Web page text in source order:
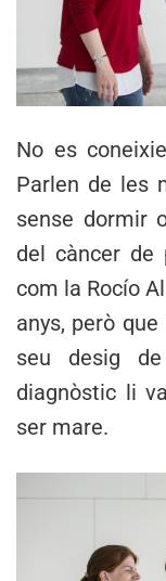
No es
Parlen de les
sense dormir
del càncer de
com la Rocío
anys, però
seu desig
diagnòstic li
ser mare.